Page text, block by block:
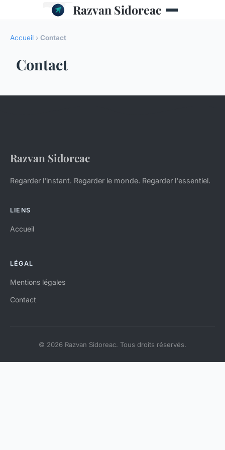
Razvan Sidoreac
Accueil › Contact
Contact
Razvan Sidoreac
Regarder l'instant. Regarder le monde. Regarder l'essentiel.
LIENS
Accueil
LÉGAL
Mentions légales
Contact
© 2026 Razvan Sidoreac. Tous droits réservés.